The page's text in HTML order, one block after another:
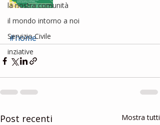
la nostra comunità
il mondo intorno a noi
Servizio Civile
inziative
#home
Post recenti Mostra tutti